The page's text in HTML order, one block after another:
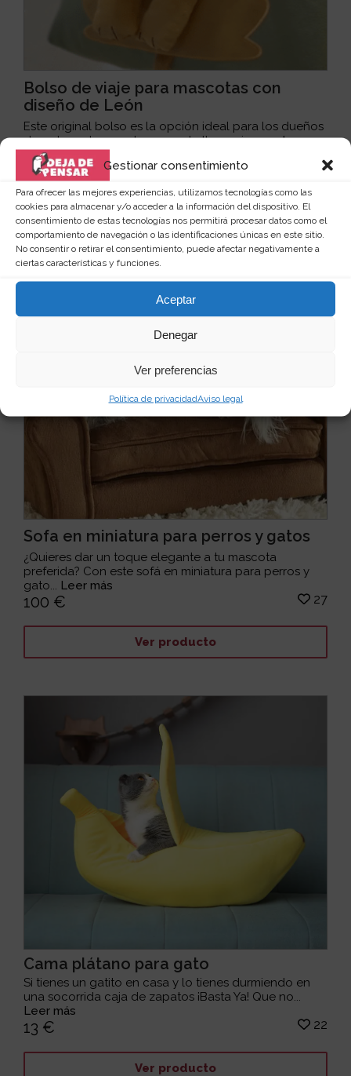
Gestionar consentimiento
Para ofrecer las mejores experiencias, utilizamos tecnologías como las
cookies para almacenar y/o acceder a la información del dispositivo. El
consentimiento de estas tecnologías nos permitirá procesar datos como el
comportamiento de navegación o las identificaciones únicas en este sitio.
No consentir o retirar el consentimiento, puede afectar negativamente a
ciertas características y funciones.
Aceptar
Denegar
Ver preferencias
Política de privacidadAviso legal
Bolso de viaje para mascotas con
diseño de León
Este original bolso es la opción ideal para los dueños
de gatos, a los que les encanta llevar siempr...Leer
más
12 € 24
Ver producto
Sofa en miniatura para perros y gatos
¿Quieres dar un toque elegante a tu mascota
preferida? Con este sofá en miniatura para perros y
gato... Leer más
100 € 27
Ver producto
Cama plátano para gato
Si tienes un gatito en casa y lo tienes durmiendo en
una socorrida caja de zapatos ¡Basta Ya! Que no...
Leer más
13 € 22
Ver producto